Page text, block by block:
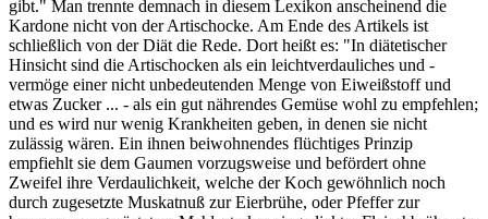
gibt." Man trennte demnach in diesem Lexikon anscheinend die
Kardone nicht von der Artischocke. Am Ende des Artikels ist
schließlich von der Diät die Rede. Dort heißt es: "In diätetischer
Hinsicht sind die Artischocken als ein leichtverdauliches und -
vermöge einer nicht unbedeutenden Menge von Eiweißstoff und
etwas Zucker ... - als ein gut nährendes Gemüse wohl zu empfehlen;
und es wird nur wenig Krankheiten geben, in denen sie nicht
zulässig wären. Ein ihnen beiwohnendes flüchtiges Prinzip
empfiehlt sie dem Gaumen vorzugsweise und befördert ohne
Zweifel ihre Verdaulichkeit, welche der Koch gewöhnlich noch
durch zugesetzte Muskatnuß zur Eierbrühe, oder Pfeffer zur